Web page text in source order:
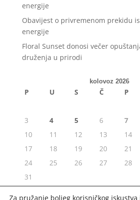
energije
Obavijest o privremenom prekidu
energije
Floral Sunset donosi večer
druženja u prirodi
kolovoz 2026
P U S Č P
3
4 5 6 7
10
11 12 13 14
17
18 19 20 21
24
25 26 27 28
31
« srp
Za pružanje boljeg korisničkog